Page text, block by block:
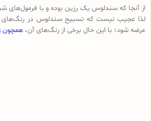
از آنجا که سندلوس یک رزین بوده و با فرمول‌های
لذا عجیب نیست که تسبیح سندلوس در رنگ‌های
عرضه شود؛ با این حال برخی از رنگ‌های آن، همچون